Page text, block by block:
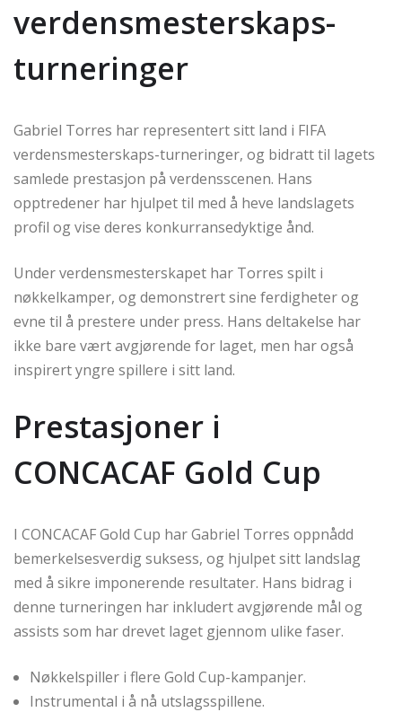
verdensmesterskaps-
turneringer
Gabriel Torres har representert sitt land i FIFA
verdensmesterskaps-turneringer, og bidratt til lagets
samlede prestasjon på verdensscenen. Hans
opptredener har hjulpet til med å heve landslagets
profil og vise deres konkurransedyktige ånd.
Under verdensmesterskapet har Torres spilt i
nøkkelkamper, og demonstrert sine ferdigheter og
evne til å prestere under press. Hans deltakelse har
ikke bare vært avgjørende for laget, men har også
inspirert yngre spillere i sitt land.
Prestasjoner i
CONCACAF Gold Cup
I CONCACAF Gold Cup har Gabriel Torres oppnådd
bemerkelsesverdig suksess, og hjulpet sitt landslag
med å sikre imponerende resultater. Hans bidrag i
denne turneringen har inkludert avgjørende mål og
assists som har drevet laget gjennom ulike faser.
Nøkkelspiller i flere Gold Cup-kampanjer.
Instrumental i å nå utslagsspillene.